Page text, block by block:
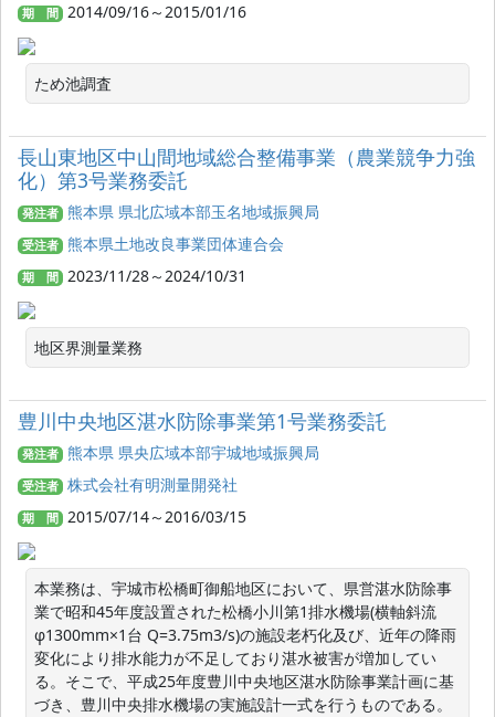
期 間 2014/09/16～2015/01/16
ため池調査
長山東地区中山間地域総合整備事業（農業競争力強
化）第3号業務委託
発注者 熊本県 県北広域本部玉名地域振興局
受注者 熊本県土地改良事業団体連合会
期 間 2023/11/28～2024/10/31
地区界測量業務
豊川中央地区湛水防除事業第1号業務委託
発注者 熊本県 県央広域本部宇城地域振興局
受注者 株式会社有明測量開発社
期 間 2015/07/14～2016/03/15
本業務は、宇城市松橋町御船地区において、県営湛水防除事
業で昭和45年度設置された松橋小川第1排水機場(横軸斜流
φ1300mm×1台 Q=3.75m3/s)の施設老朽化及び、近年の降雨
変化により排水能力が不足しており湛水被害が増加してい
る。そこで、平成25年度豊川中央地区湛水防除事業計画に基
づき、豊川中央排水機場の実施設計一式を行うものである。